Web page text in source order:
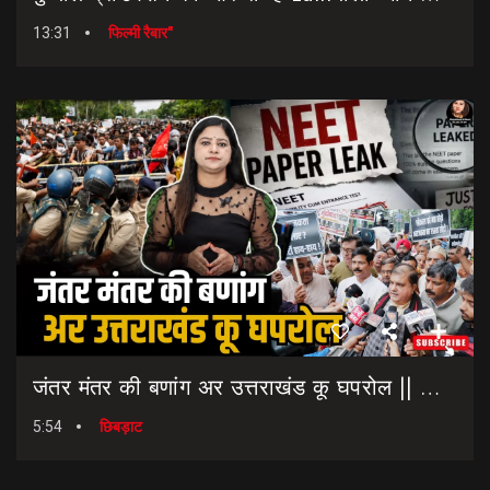
13:31 फिल्मी रैबार"
जंतर मंतर की बणांग अर उत्तराखंड कू घपरोल || NEET Paper Leak || Dharmendra Pradhan Resigns
5:54 छिबड़ाट